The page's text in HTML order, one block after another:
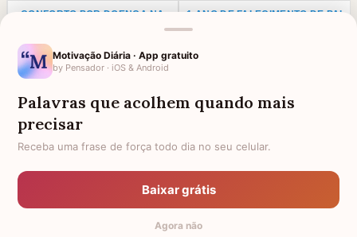
CONFORTO POR DOENÇA NA
1 ANO DE FALECIMENTO DE PAI
LUTO PARA PRIMO
LUTO POR UMA CRIANÇA LUTO PARA TIO
LUTO PARA TIA
FRASES DE LUTO PARA UM
HOMENAGEM A FILHO FALECIDO 4 ANOS DE FALECIMENTO
TODAS AS CATEGORIAS
Motivação Diária · App gratuito
by Pensador · iOS & Android
Palavras que acolhem quando mais
precisar
Receba uma frase de força todo dia no seu celular.
Baixar grátis
Agora não